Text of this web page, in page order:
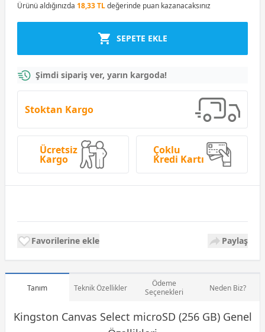
Ürünü aldığınızda 18,33 TLdeğerinde puan kazanacaksınız
SEPETE EKLE
Şimdi sipariş ver, yarın kargoda!
Stoktan Kargo
Ücretsiz
Kargo
Çoklu
Kredi Kartı
Favorilerine ekle Paylaş
Tanım Teknik Özellikler
Ödeme
Seçenekleri
Neden Biz?
Kingston Canvas Select microSD (256 GB) Genel